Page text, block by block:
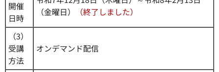
開催
日時
（金曜日）
（終了しました）
（3）
受講
方法
オンデマンド配信